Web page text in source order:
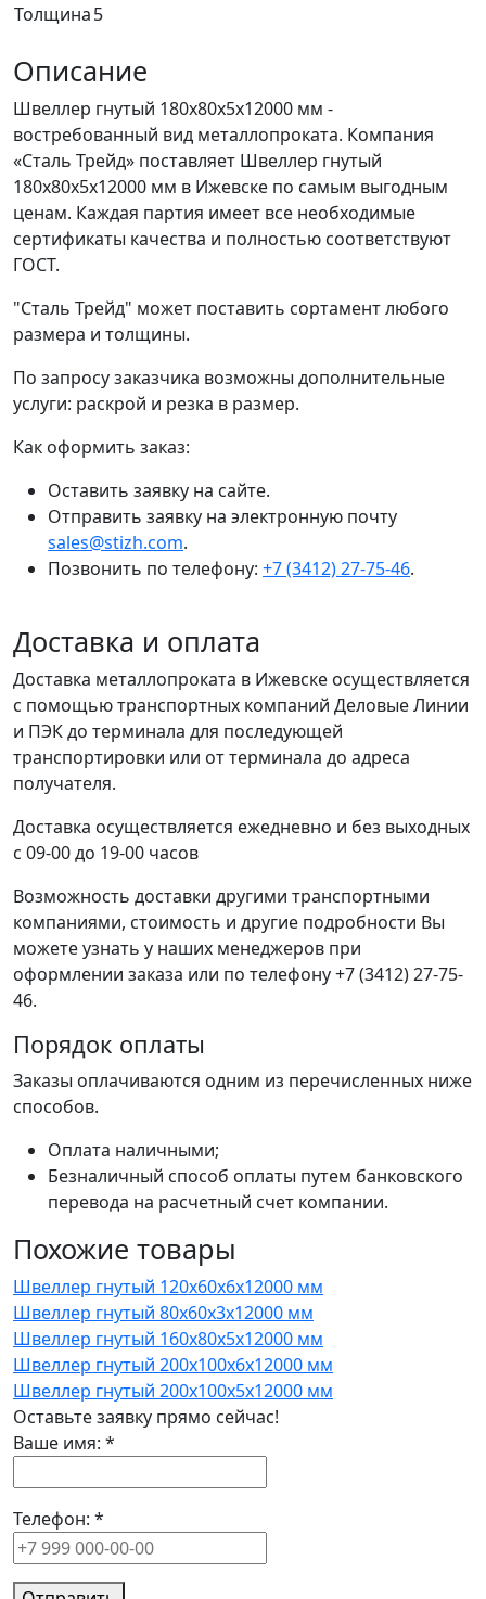
Толщина5
Описание
Швеллер гнутый 180x80x5x12000 мм -
востребованный вид металлопроката. Компания
«Сталь Трейд» поставляет Швеллер гнутый
180x80x5x12000 мм в Ижевске по самым выгодным
ценам. Каждая партия имеет все необходимые
сертификаты качества и полностью соответствуют
ГОСТ.
"Сталь Трейд" может поставить сортамент любого
размера и толщины.
По запросу заказчика возможны дополнительные
услуги: раскрой и резка в размер.
Как оформить заказ:
Оставить заявку на сайте.
Отправить заявку на электронную почту
sales@stizh.com.
Позвонить по телефону: +7 (3412) 27-75-46.
Доставка и оплата
Доставка металлопроката в Ижевске осуществляется
с помощью транспортных компаний Деловые Линии
и ПЭК до терминала для последующей
транспортировки или от терминала до адреса
получателя.
Доставка осуществляется ежедневно и без выходных
с 09-00 до 19-00 часов
Возможность доставки другими транспортными
компаниями, стоимость и другие подробности Вы
можете узнать у наших менеджеров при
оформлении заказа или по телефону +7 (3412) 27-75-
46.
Порядок оплаты
Заказы оплачиваются одним из перечисленных ниже
способов.
Оплата наличными;
Безналичный способ оплаты путем банковского
перевода на расчетный счет компании.
Похожие товары
Швеллер гнутый 120x60x6x12000 мм
Швеллер гнутый 80x60x3x12000 мм
Швеллер гнутый 160x80x5x12000 мм
Швеллер гнутый 200x100x6x12000 мм
Швеллер гнутый 200x100x5x12000 мм
Оставьте заявку прямо сейчас!
Ваше имя: *
Телефон: *